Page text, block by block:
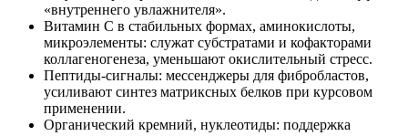
«внутреннего увлажнителя».
Витамин С в стабильных формах, аминокислоты,
микроэлементы: служат субстратами и кофакторами
коллагеногенеза, уменьшают окислительный стресс.
Пептиды‑сигналы: мессенджеры для фибробластов,
усиливают синтез матриксных белков при курсовом
применении.
Органический кремний, нуклеотиды: поддержка